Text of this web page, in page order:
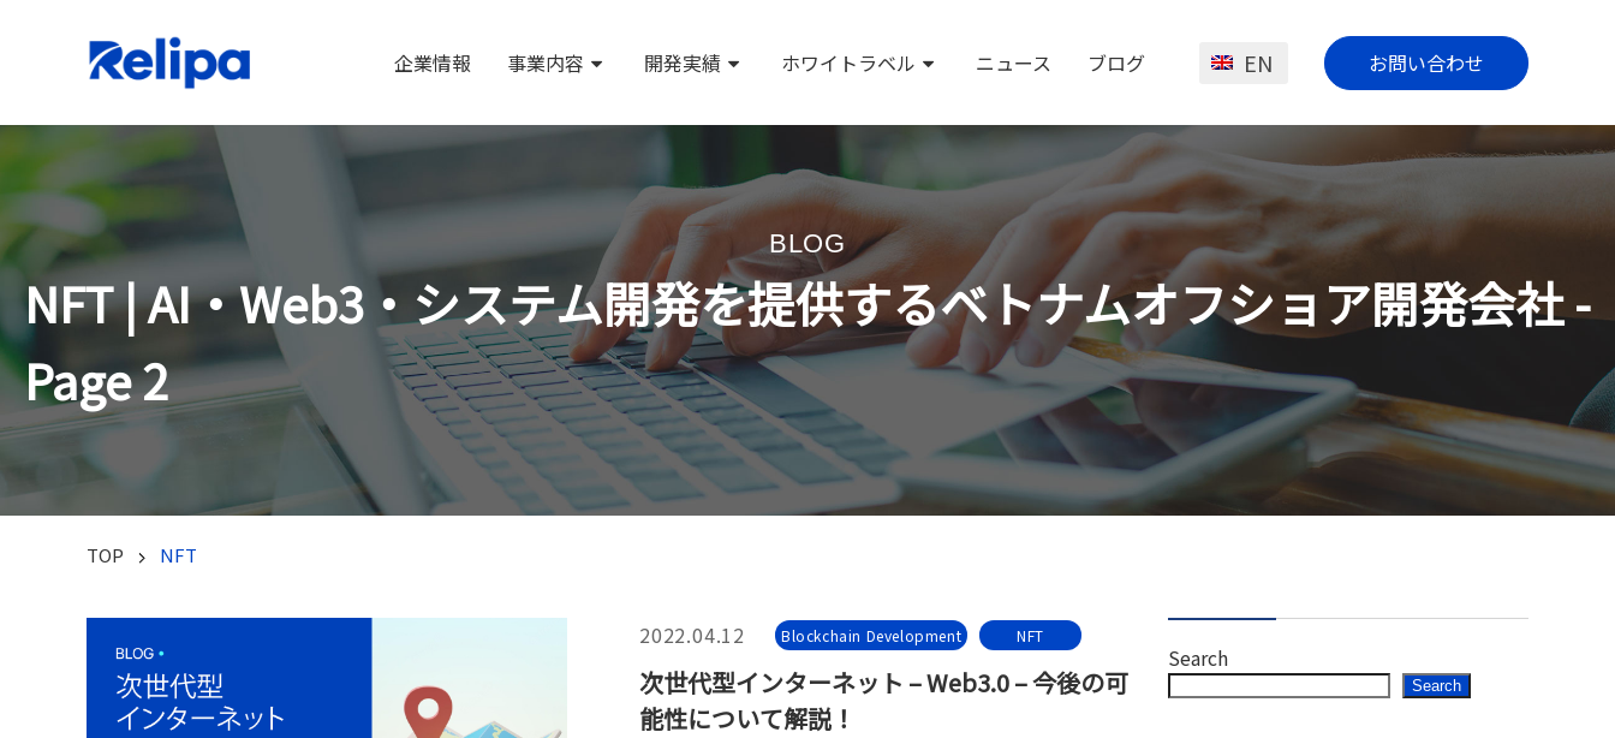
企業情報 事業内容 開発実績 ホワイトラベル ニュース ブログ EN お問い合わせ
BLOG
NFT | AI・Web3・システム開発を提供するベトナムオフショア開発会社 -
Page 2
TOP NFT
2022.04.12 Blockchain Development NFT
次世代型インターネット – Web3.0 – 今後の可
能性について解説！
Search
Search